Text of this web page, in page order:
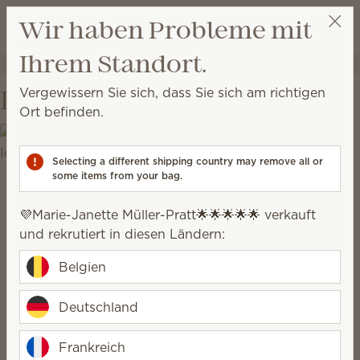
Wunschliste
Warenkorb
💜Marie-Janette Müller-Pratt🌟🌟🌟🌟🌟
Hinter den Kulissen
Wir haben Probleme mit
Ihrem Standort.
Vergewissern Sie sich, dass Sie sich am richtigen
Ort befinden.
Selecting a different shipping country may remove all or
some items from your bag.
💜Marie-Janette Müller-Pratt🌟🌟🌟🌟🌟 verkauft
und rekrutiert in diesen Ländern:
Belgien
Deutschland
Frankreich